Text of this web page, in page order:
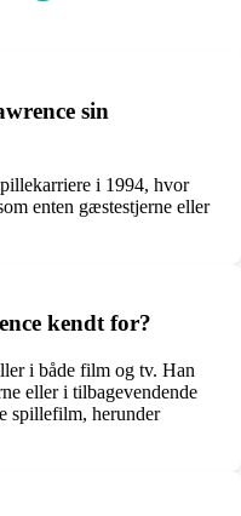
sin
i 1994, hvor
enten gæstestjerne eller
kendt for?
i både film og tv. Han
eller i tilbagevendende
spillefilm, herunder